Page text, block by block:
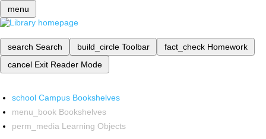
menu
search Search build_circle Toolbar fact_check Homework
cancel Exit Reader Mode
school Campus Bookshelves
menu_book Bookshelves
perm_media Learning Objects